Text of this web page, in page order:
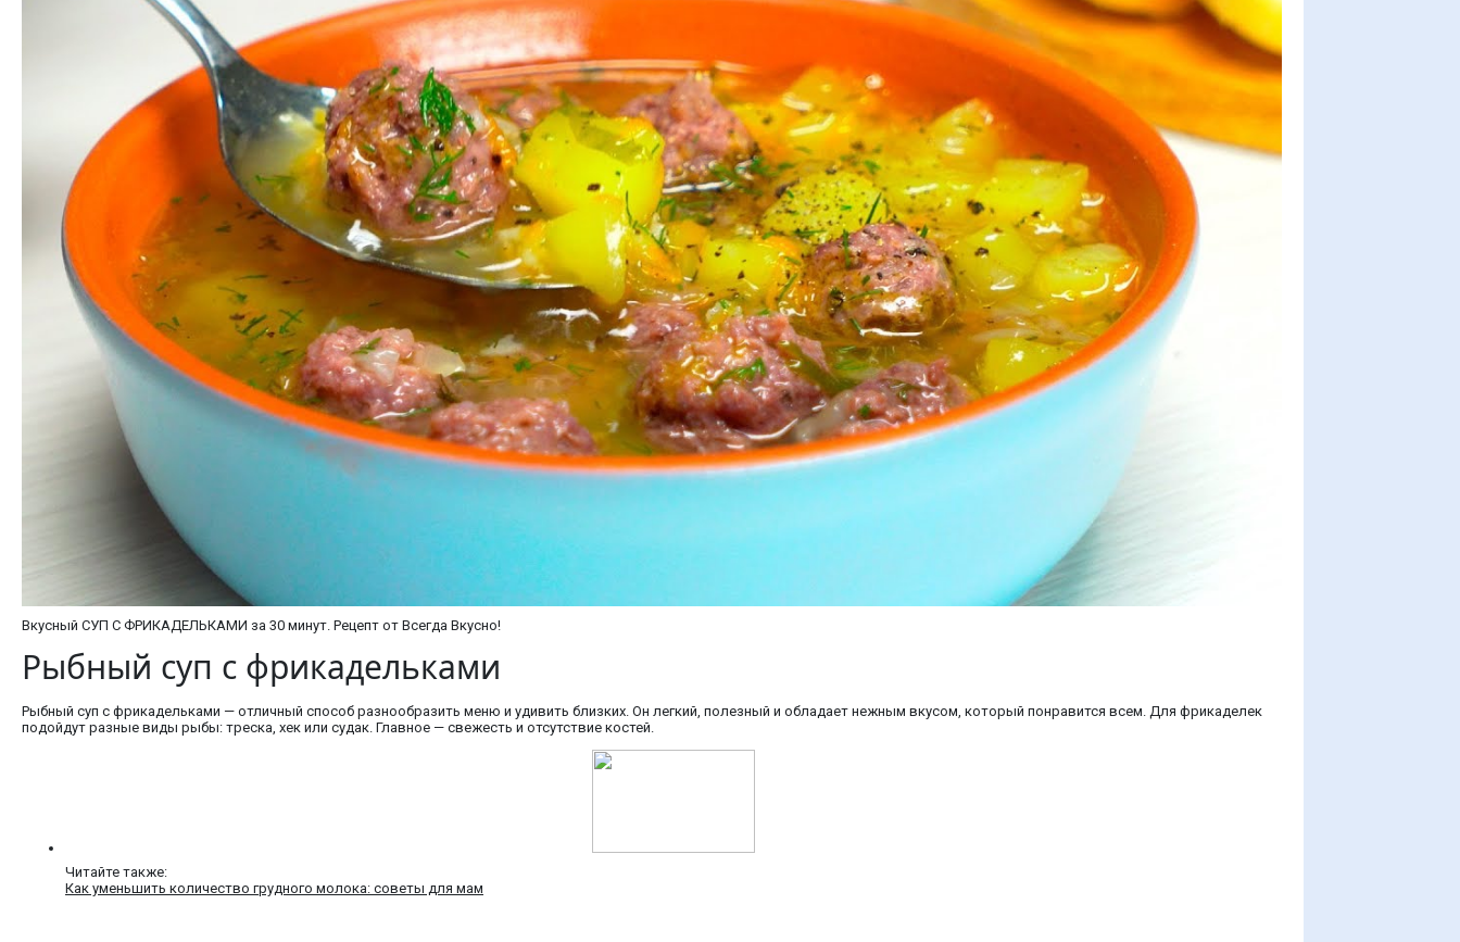
Вкусный СУП С ФРИКАДЕЛЬКАМИ за 30 минут. Рецепт от Всегда Вкусно!
Рыбный суп с фрикадельками
Рыбный суп с фрикадельками — отличный способ разнообразить меню и удивить близких. Он легкий, полезный и обладает нежным вкусом, который понравится всем. Для фрикаделек
подойдут разные виды рыбы: треска, хек или судак. Главное — свежесть и отсутствие костей.
Читайте также:
Как уменьшить количество грудного молока: советы для мам